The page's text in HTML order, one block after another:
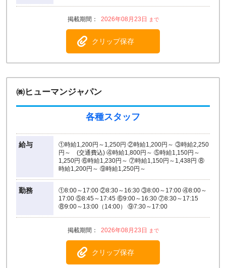
2026年08月23日
クリップ保存
㈱ヒューマンジャパン
各種スタッフ
給与
①時給1,200円～1,250円 ②時給1,200円～ ③時給2,250
円～ (交通費込) ④時給1,800円～ ⑤時給1,150円～
1,250円 ⑥時給1,230円～ ⑦時給1,150円～1,438円 ⑧
時給1,200円～ ⑨時給1,250円～
勤務
①8:00～17:00 ②8:30～16:30 ③8:00～17:00 ④8:00～
17:00 ⑤8:45～17:45 ⑥9:00～16:30 ⑦8:30～17:15
⑧9:00～13:00（14:00） ⑨7:30～17:00
2026年08月23日
クリップ保存